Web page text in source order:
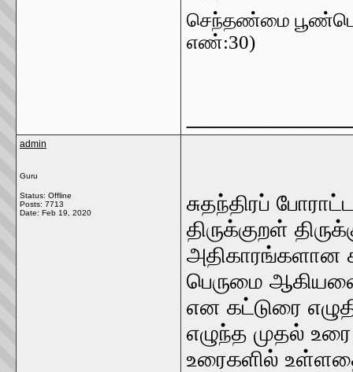
செந்தண்மை
எண்:30)
admin
Guru
Status: Offline
Posts: 7713
Date: Feb 19, 2020
சுதந்திரப்
திருக்குறள்
அதிகாரங்களான
பெருமை
என கட்டுரை
எழுந்த முதல்
உரைகளில்